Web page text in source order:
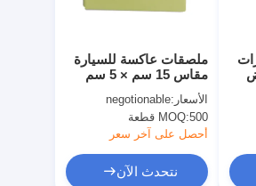
ملصقات عاكسة للسيارة
مقاس 15 سم × 5 سم
باللونين الأحمر والأبيض
للسيارة
الأسعار:negotionable
MOQ:500 قطعة
أحصل على آخر سعر
نتحدث الآن